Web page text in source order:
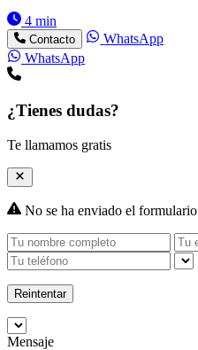
4 min
Contacto
WhatsApp
WhatsApp
¿Tienes dudas?
Te llamamos gratis
No se ha enviado el formulario
Reintentar
Mensaje